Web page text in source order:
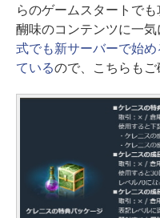
らのゲームスタートで
醐味のコンテンツに一気
式でも新サーバーで始
ているので、こちらもご